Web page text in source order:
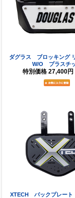
ダグラス ブロッキング
W/O プラスチ
特別価格 27,400円
XTECH バックプレー